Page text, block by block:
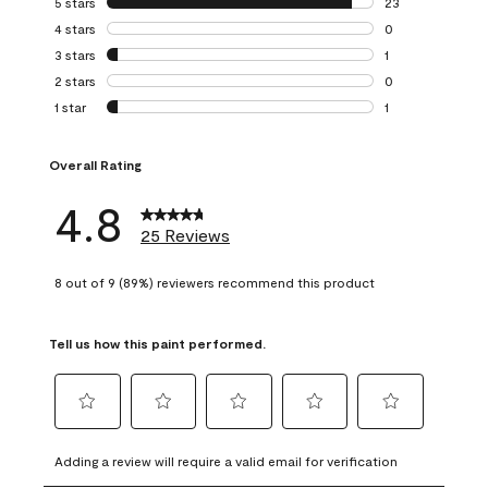
23 reviews with
4 stars stars
0
0 reviews with 4
3 stars stars
1
1 review with 3
2 stars stars
0
0 reviews with 2
1 star stars
1
Overall Rating
4.8 25 Reviews
8 out of 9 (89%) reviewers recommend this product
Tell us how this paint performed.
to
rate
to
rate
to
rate
to
rate
to
rate
Adding a review will require a valid email for verification